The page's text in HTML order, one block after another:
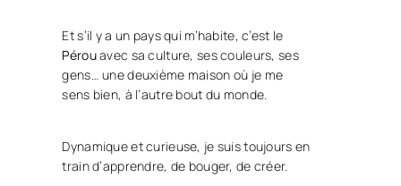
Et s’il y a un pays qui m’habite, c’est le
Pérouavec sa culture, ses couleurs, ses
gens… une deuxième maison où je me
sens bien, à l’autre bout du monde.
Dynamique et curieuse, je suis toujours en
train d’apprendre, de bouger, de créer.